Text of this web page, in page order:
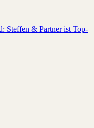
Steffen & Partner ist Top-